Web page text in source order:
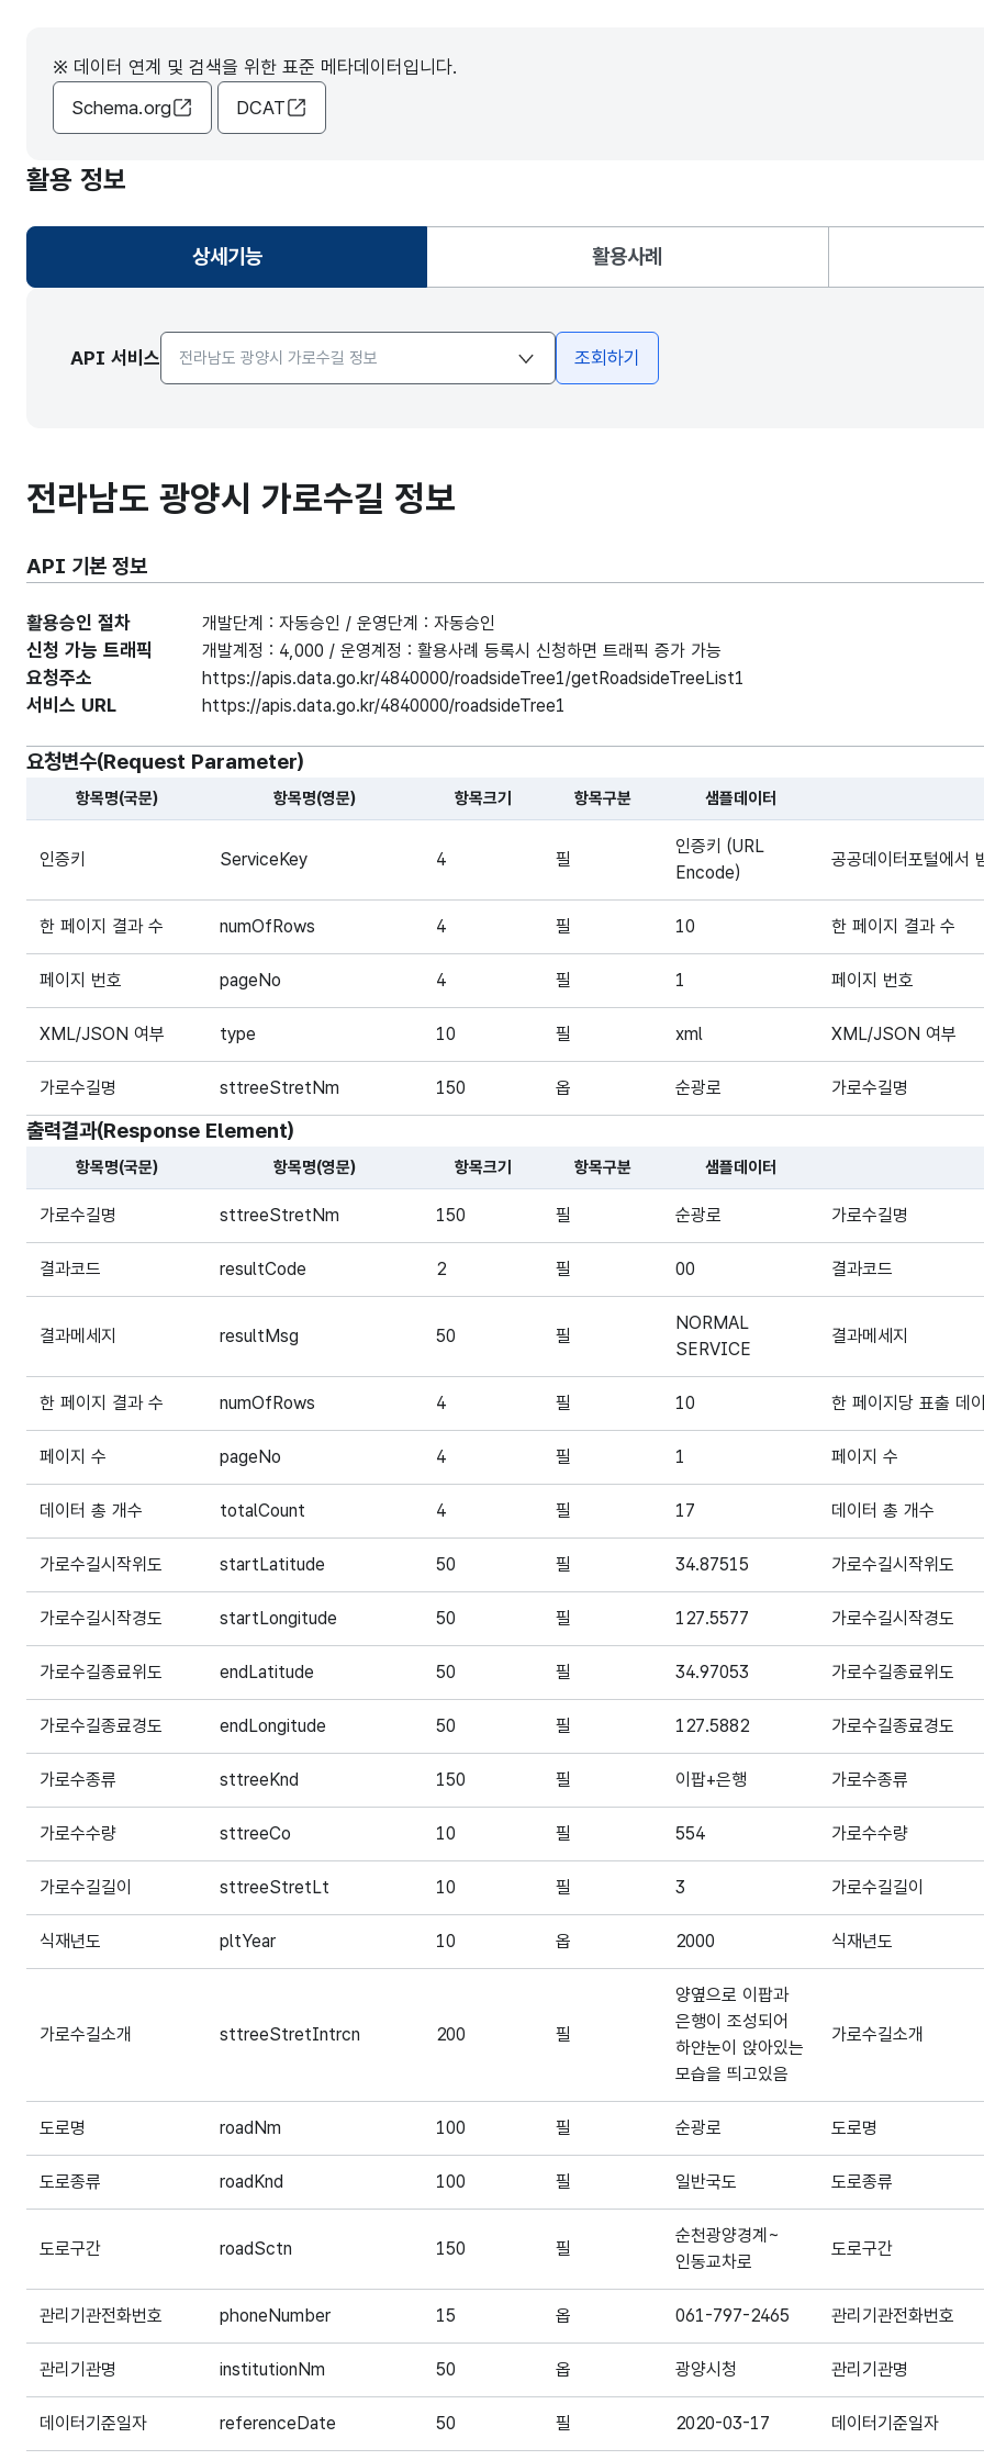
※ 데이터 연계 및 검색을 위한 표준 메타데이터입니다.
Schema.org
DCAT
활용 정보
상세기능
선택됨
활용사례
API 서비스
API서비스 종류 선택
조회하기
전라남도 광양시 가로수길 정보
API 기본 정보
활용승인 절차 개발단계 : 자동승인 / 운영단계 : 자동승인
신청 가능 트래픽 개발계정 : 4,000 / 운영계정 : 활용사례 등록시 신청하면 트래픽 증가 가능
요청주소 https://apis.data.go.kr/4840000/roadsideTree1/getRoadsideTreeList1
서비스 URL https://apis.data.go.kr/4840000/roadsideTree1
요청변수(Request Parameter)
해당 오픈API의 요청변수(Request Parameter) 항목에 대한 표로, 국문항목명, 영문 항목명, 항목크기, 항목구분, 샘플데이터,
항목명(국문) 항목명(영문) 항목크기 항목구분 샘플데이터
인증키 ServiceKey 4 필
인증키 (URL
Encode)
공공데이터포털에서
한 페이지 결과 수 numOfRows 4 필 10 한 페이지 결과 수
페이지 번호 pageNo 4 필 1 페이지 번호
XML/JSON 여부 type 10 필 xml XML/JSON 여부
가로수길명 sttreeStretNm 150 옵 순광로 가로수길명
출력결과(Response Element)
해당 오픈API의 출력결과(Response Element) 항목에 대한 표로, 국문항목명, 영문 항목명, 항목크기, 항목구분, 샘플데이터,
항목명(국문) 항목명(영문) 항목크기 항목구분 샘플데이터
가로수길명 sttreeStretNm 150 필 순광로 가로수길명
결과코드 resultCode 2 필 00 결과코드
결과메세지 resultMsg 50 필
NORMAL
SERVICE
결과메세지
한 페이지 결과 수 numOfRows 4 필 10 한 페이지당 표출 데
페이지 수 pageNo 4 필 1 페이지 수
데이터 총 개수 totalCount 4 필 17 데이터 총 개수
가로수길시작위도 startLatitude 50 필 34.87515 가로수길시작위도
가로수길시작경도 startLongitude 50 필 127.5577 가로수길시작경도
가로수길종료위도 endLatitude 50 필 34.97053 가로수길종료위도
가로수길종료경도 endLongitude 50 필 127.5882 가로수길종료경도
가로수종류 sttreeKnd 150 필 이팝+은행 가로수종류
가로수수량 sttreeCo 10 필 554 가로수수량
가로수길길이 sttreeStretLt 10 필 3 가로수길길이
식재년도 pltYear 10 옵 2000 식재년도
가로수길소개 sttreeStretIntrcn 200 필
양옆으로 이팝과
은행이 조성되어
하얀눈이 앉아있는
모습을 띄고있음
가로수길소개
도로명 roadNm 100 필 순광로 도로명
도로종류 roadKnd 100 필 일반국도 도로종류
도로구간 roadSctn 150 필
순천광양경계~
인동교차로
도로구간
관리기관전화번호 phoneNumber 15 옵 061-797-2465 관리기관전화번호
관리기관명 institutionNm 50 옵 광양시청 관리기관명
데이터기준일자 referenceDate 50 필 2020-03-17 데이터기준일자